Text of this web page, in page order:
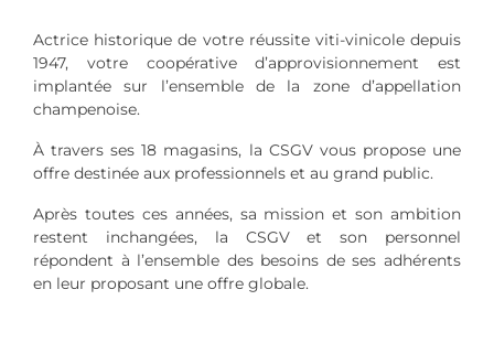
Actrice historique de votre réussite viti-vinicole depuis
1947, votre coopérative d’approvisionnement est
implantée sur l’ensemble de la zone d’appellation
champenoise.
À travers ses 18 magasins, la CSGV vous propose une
offre destinée aux professionnels et au grand public.
Après toutes ces années, sa mission et son ambition
restent inchangées, la CSGV et son personnel
répondent à l’ensemble des besoins de ses adhérents
en leur proposant une offre globale.